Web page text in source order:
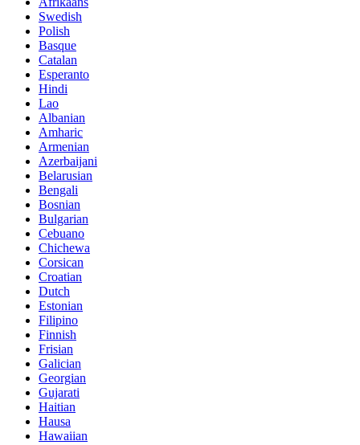
Swedish
Polish
Basque
Catalan
Esperanto
Hindi
Lao
Albanian
Amharic
Armenian
Azerbaijani
Belarusian
Bengali
Bosnian
Bulgarian
Cebuano
Chichewa
Corsican
Croatian
Dutch
Estonian
Filipino
Finnish
Frisian
Galician
Georgian
Gujarati
Haitian
Hausa
Hawaiian